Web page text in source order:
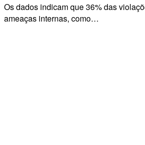
Os dados indicam que 36% das
ameaças internas, como…